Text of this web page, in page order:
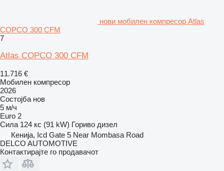
нови мобилен компресор Atlas
COPCO 300 CFM
7
Atlas COPCO 300 CFM
11.716 €
Мобилен компресор
2026
Состојба нов
5 м/ч
Euro 2
Сила 124 кс (91 kW) Гориво дизел
Кенија, Icd Gate 5 Near Mombasa Road
DELCO AUTOMOTIVE
Контактирајте го продавачот